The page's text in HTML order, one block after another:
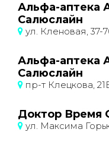
Альфа-аптека
Салюслайн
ул. Кленовая, 37-
Альфа-аптека
Салюслайн
пр-т Клецкова,
Доктор Время
ул. Максима